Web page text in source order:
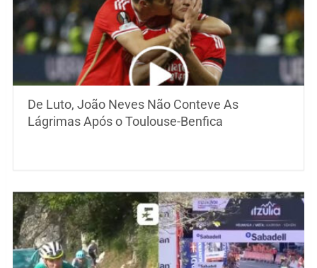
De Luto, João Neves Não Conteve As
Lágrimas Após o Toulouse-Benfica